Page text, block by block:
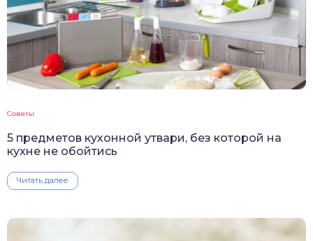
Советы
5 предметов кухонной утвари, без которой на
кухне не обойтись
Читать далее